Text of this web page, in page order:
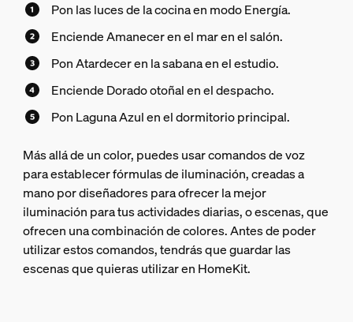
Pon las luces de la cocina en modo Energía.
Enciende Amanecer en el mar en el salón.
Pon Atardecer en la sabana en el estudio.
Enciende Dorado otoñal en el despacho.
Pon Laguna Azul en el dormitorio principal.
Más allá de un color, puedes usar comandos de voz
para establecer fórmulas de iluminación, creadas a
mano por diseñadores para ofrecer la mejor
iluminación para tus actividades diarias, o escenas, que
ofrecen una combinación de colores. Antes de poder
utilizar estos comandos, tendrás que guardar las
escenas que quieras utilizar en HomeKit.